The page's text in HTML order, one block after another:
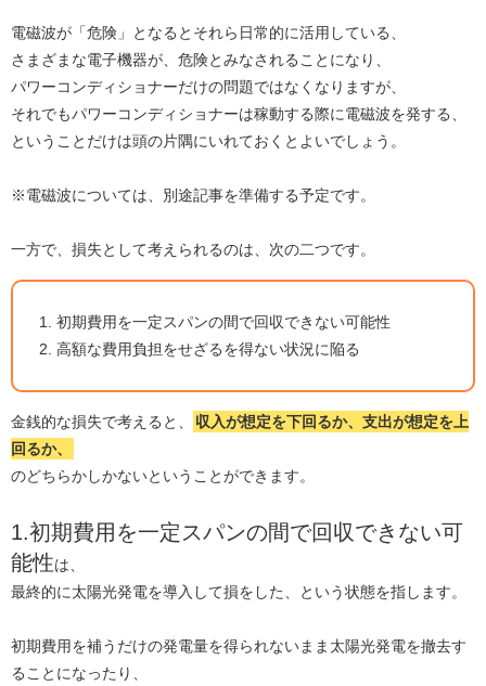
電磁波が「危険」となるとそれら日常的に活用している、
さまざまな電子機器が、危険とみなされることになり、
パワーコンディショナーだけの問題ではなくなりますが、
それでもパワーコンディショナーは稼動する際に電磁波を発する、
ということだけは頭の片隅にいれておくとよいでしょう。
※電磁波については、別途記事を準備する予定です。
一方で、損失として考えられるのは、次の二つです。
初期費用を一定スパンの間で回収できない可能性
高額な費用負担をせざるを得ない状況に陥る
金銭的な損失で考えると、
収入が想定を下回るか、支出が想定を上
回るか、
のどちらかしかないということができます。
1.初期費用を一定スパンの間で回収できない可
能性は、
最終的に太陽光発電を導入して損をした、という状態を指します。
初期費用を補うだけの発電量を得られないまま太陽光発電を撤去す
ることになったり、